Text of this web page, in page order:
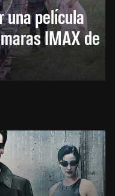
una película
IMAX de